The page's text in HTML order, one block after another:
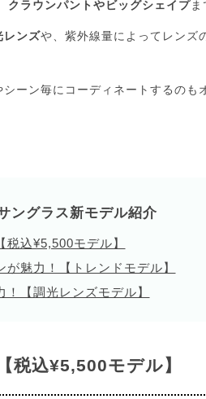
クラウンパントやビッグシェイプ
レンズや、紫外線量によってレンズ
ーン毎にコーディネートするのも
ングラス新モデル紹介
税込¥5,500モデル】
魅力！【トレンドモデル】
【調光レンズモデル】
【税込¥5,500モデル】